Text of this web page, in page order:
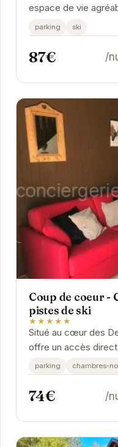
espace de vie
pour se détendre
parking ski
87€ /
Coup de coeur -
pistes de ski
★★★★★
Situé au cœur des
offre un accès
les commodités de
parking chambres-
74€ /